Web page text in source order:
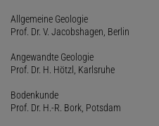
Allgemeine Geologie
Prof. Dr. V. Jacobshagen, Berlin
Angewandte Geologie
Prof. Dr. H. Hötzl, Karlsruhe
Bodenkunde
Prof. Dr. H.-R. Bork, Potsdam